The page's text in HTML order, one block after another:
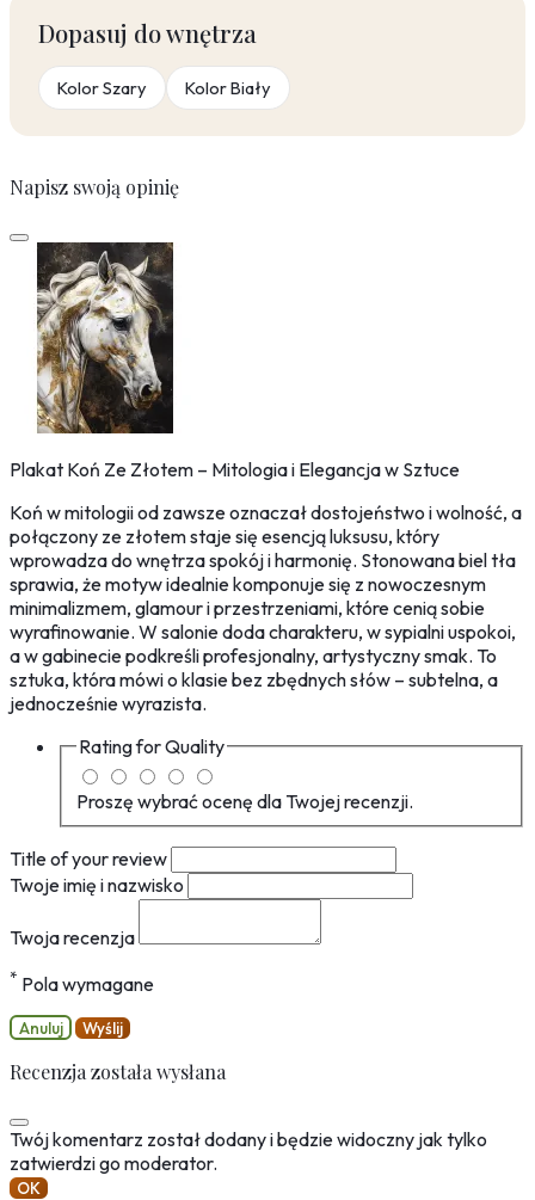
Dopasuj do wnętrza
Kolor Szary Kolor Biały
Napisz swoją opinię
Plakat Koń Ze Złotem – Mitologia i Elegancja w Sztuce
Koń w mitologii od zawsze oznaczał dostojeństwo i wolność, a
połączony ze złotem staje się esencją luksusu, który
wprowadza do wnętrza spokój i harmonię. Stonowana biel tła
sprawia, że motyw idealnie komponuje się z nowoczesnym
minimalizmem, glamour i przestrzeniami, które cenią sobie
wyrafinowanie. W salonie doda charakteru, w sypialni uspokoi,
a w gabinecie podkreśli profesjonalny, artystyczny smak. To
sztuka, która mówi o klasie bez zbędnych słów – subtelna, a
jednocześnie wyrazista.
Rating forQuality
Proszę wybrać ocenę dla Twojej recenzji.
Title of your review
Twoje imię i nazwisko
Twoja recenzja
* Pola wymagane
Anuluj Wyślij
Recenzja została wysłana
Twój komentarz został dodany i będzie widoczny jak tylko
zatwierdzi go moderator.
OK